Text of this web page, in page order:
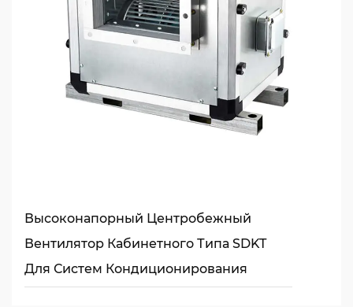
Высоконапорный Центробежный
Вентилятор Кабинетного Типа SDKT
Для Систем Кондиционирования